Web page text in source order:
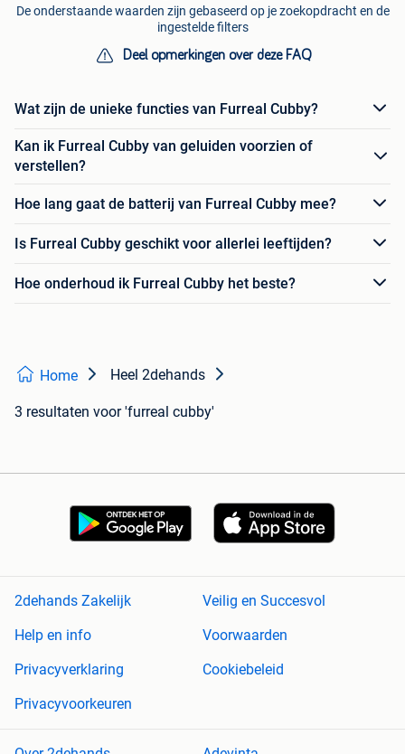
De onderstaande waarden zijn gebaseerd op je zoekopdracht en de
ingestelde filters
Deel opmerkingen over deze FAQ
Wat zijn de unieke functies van Furreal Cubby?
Kan ik Furreal Cubby van geluiden voorzien of
verstellen?
Hoe lang gaat de batterij van Furreal Cubby mee?
Is Furreal Cubby geschikt voor allerlei leeftijden?
Hoe onderhoud ik Furreal Cubby het beste?
Home Heel 2dehands
3 resultaten voor 'furreal cubby'
2dehands Zakelijk
Veilig en Succesvol
Help en info
Voorwaarden
Privacyverklaring
Cookiebeleid
Privacyvoorkeuren